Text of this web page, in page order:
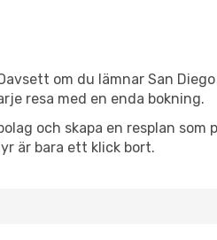
om du lämnar San
resa med en enda bokning.
och skapa en resplan som
är bara ett klick bort.